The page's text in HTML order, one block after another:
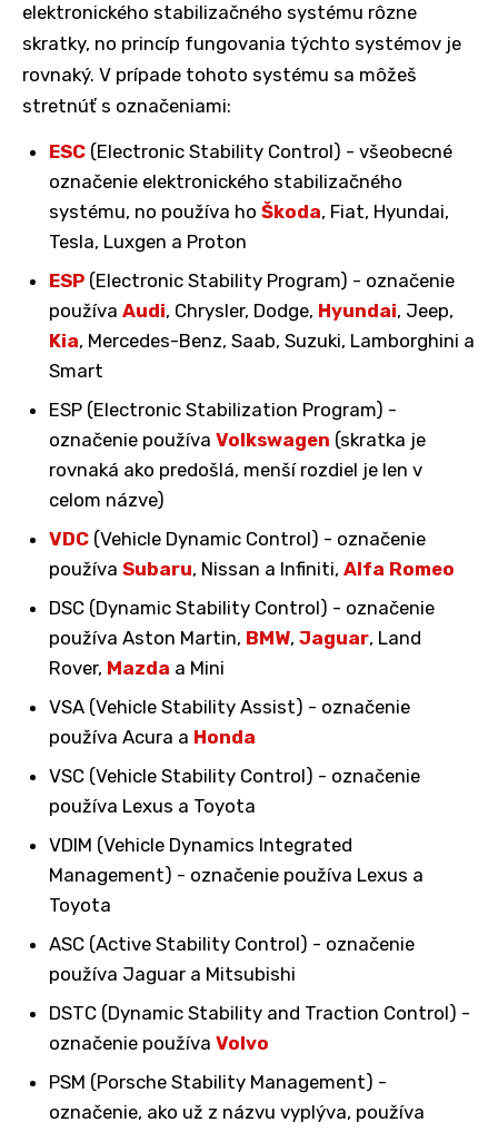
elektronického stabilizačného systému rôzne
skratky, no princíp fungovania týchto systémov je
rovnaký. V prípade tohoto systému sa môžeš
stretnúť s označeniami:
ESC (Electronic Stability Control) - všeobecné
označenie elektronického stabilizačného
systému, no používa ho Škoda, Fiat, Hyundai,
Tesla, Luxgen a Proton
ESP (Electronic Stability Program) - označenie
používa Audi, Chrysler, Dodge, Hyundai, Jeep,
Kia, Mercedes-Benz, Saab, Suzuki, Lamborghini a
Smart
ESP (Electronic Stabilization Program) -
označenie používa Volkswagen (skratka je
rovnaká ako predošlá, menší rozdiel je len v
celom názve)
VDC (Vehicle Dynamic Control) - označenie
používa Subaru, Nissan a Infiniti, Alfa Romeo
DSC (Dynamic Stability Control) - označenie
používa Aston Martin, BMW, Jaguar, Land
Rover, Mazda a Mini
VSA (Vehicle Stability Assist) - označenie
používa Acura a Honda
VSC (Vehicle Stability Control) - označenie
používa Lexus a Toyota
VDIM (Vehicle Dynamics Integrated
Management) - označenie používa Lexus a
Toyota
ASC (Active Stability Control) - označenie
používa Jaguar a Mitsubishi
DSTC (Dynamic Stability and Traction Control) -
označenie používa Volvo
PSM (Porsche Stability Management) -
označenie, ako už z názvu vyplýva, používa